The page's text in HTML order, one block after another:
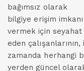
bağımsız olarak
bilgiye erişim
vermek için seyahat
eden
zamanda herhangi
yerden güncel